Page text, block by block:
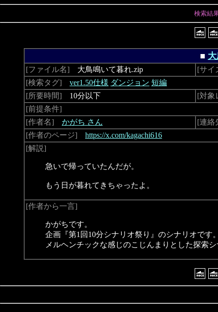
検索結
■
[ファイル名] 大鳥鳴いて暮れ.zip
[サイ
[検索タグ]
ver1.50仕様 ダンジョン 短編
[所要時間] 10分以下
[対象
[前提条件]
[作者名]
かがち さん
[連絡
[作者のページ]
https://x.com/kagachi616
[解説]
急いで帰っていたんだが。
もう日が暮れてきちゃったよ。
[作者から一言]
かがちです。
企画『第1回10分シナリオ祭り』のシナリオです
メルヘンチックな感じのこじんまりとした探索